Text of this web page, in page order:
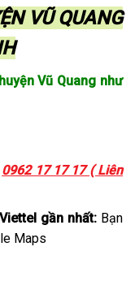
VŨ QUANG
Vũ Quang như
0962 17 17 17 ( Liên
gần nhất:Bạn
Maps